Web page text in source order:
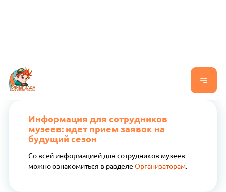
Информация для сотрудников
музеев: идет прием заявок на
будущий сезон
Со всей информацией для сотрудников музеев
можно ознакомиться в разделе Организаторам.